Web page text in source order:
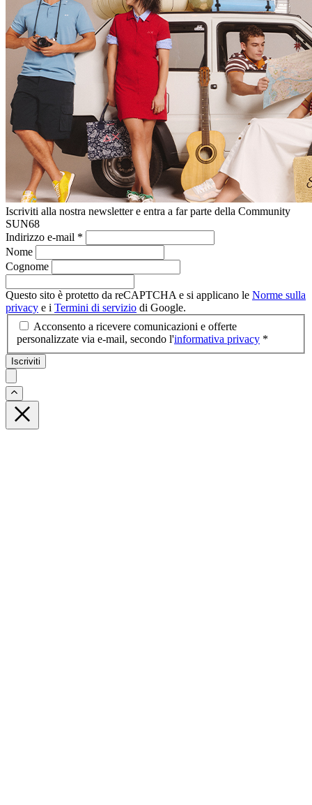
Iscriviti alla nostra newsletter e entra a far parte della Community
SUN68
Indirizzo e-mail *
Nome
Cognome
Questo sito è protetto da reCAPTCHA e si applicano le Norme sulla
privacy e i Termini di servizio di Google.
Acconsento a ricevere comunicazioni e offerte
personalizzate via e-mail, secondo l'informativa privacy *
Iscriviti